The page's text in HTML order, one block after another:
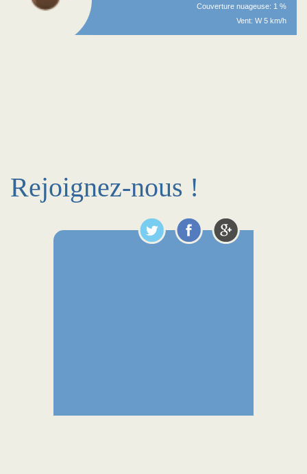
Couverture nuageuse: 1 %
Vent: W 5 km/h
Rejoignez-nous !